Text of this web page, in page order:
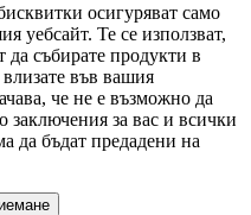
осигуряват само
уебсайт. Те се използват,
да събирате продукти в
във вашия
че не е възможно да
заключения за вас и всички
да бъдат предадени на